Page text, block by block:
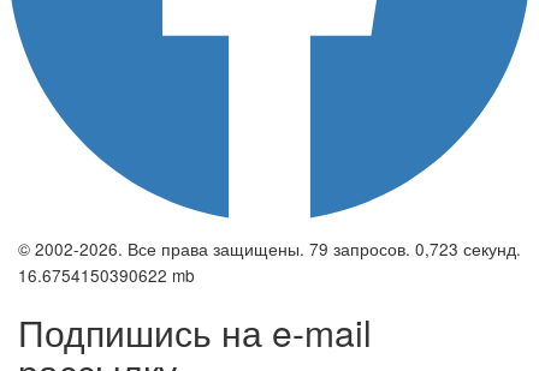
© 2002-2026. Все права защищены. 79 запросов. 0,723 секунд.
16.6754150390622 mb
Подпишись на e-mail